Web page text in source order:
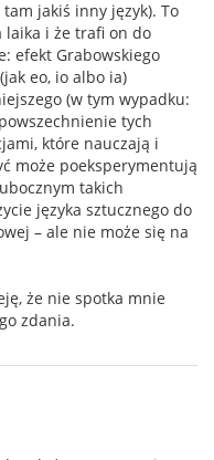
jakiś inny język). To
laika i że trafi on do
efekt Grabowskiego
eo, io albo ia)
(w tym wypadku:
tych
które nauczają i
może poeksperymentują
takich
języka sztucznego do
– ale nie może się na
że nie spotka mnie
zdania.